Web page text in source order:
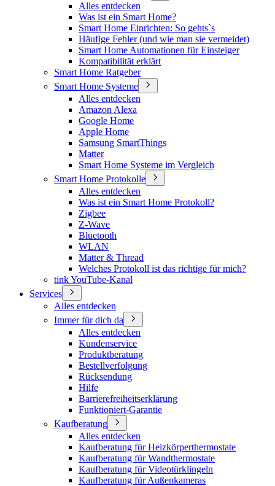
Alles entdecken
Was ist ein Smart Home?
Smart Home Einrichten: So gehts`s
Häufige Fehler (und wie man sie vermeidet)
Smart Home Automationen für Einsteiger
Kompatibilität erklärt
Smart Home Ratgeber
Smart Home Systeme
Alles entdecken
Amazon Alexa
Google Home
Apple Home
Samsung SmartThings
Matter
Smart Home Systeme im Vergleich
Smart Home Protokolle
Alles entdecken
Was ist ein Smart Home Protokoll?
Zigbee
Z-Wave
Bluetooth
WLAN
Matter & Thread
Welches Protokoll ist das richtige für mich?
tink YouTube-Kanal
Services
Alles entdecken
Immer für dich da
Alles entdecken
Kundenservice
Produktberatung
Bestellverfolgung
Rücksendung
Hilfe
Barrierefreiheitserklärung
Funktioniert-Garantie
Kaufberatung
Alles entdecken
Kaufberatung für Heizkörperthermostate
Kaufberatung für Wandthermostate
Kaufberatung für Videotürklingeln
Kaufberatung für Außenkameras